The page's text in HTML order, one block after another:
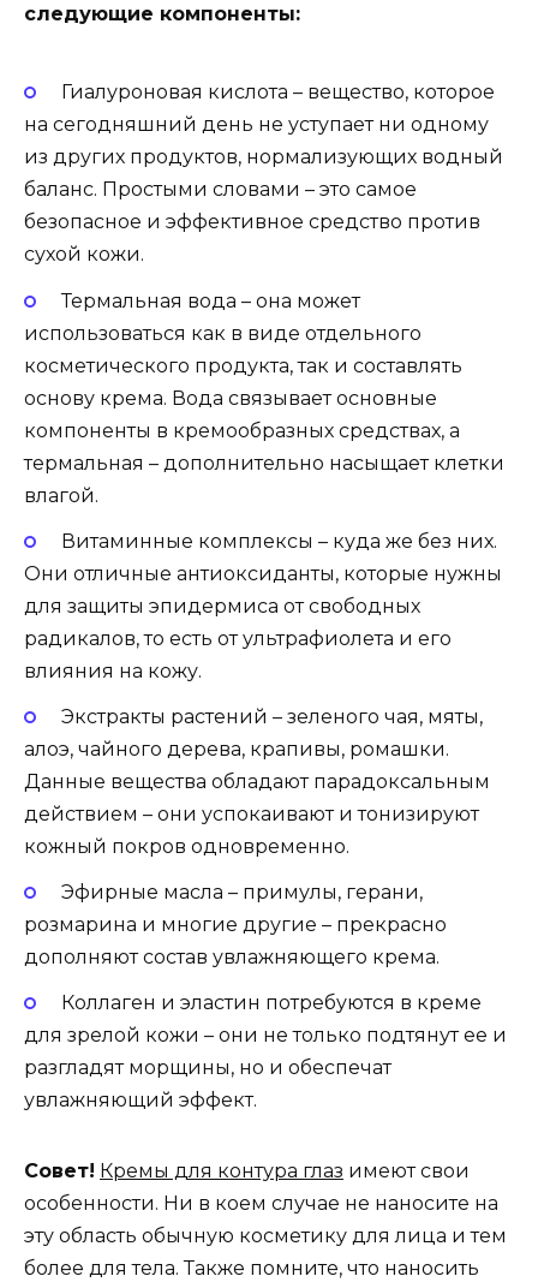
следующие компоненты:
Гиалуроновая кислота – вещество, которое
на сегодняшний день не уступает ни одному
из других продуктов, нормализующих водный
баланс. Простыми словами – это самое
безопасное и эффективное средство против
сухой кожи.
Термальная вода – она может
использоваться как в виде отдельного
косметического продукта, так и составлять
основу крема. Вода связывает основные
компоненты в кремообразных средствах, а
термальная – дополнительно насыщает клетки
влагой.
Витаминные комплексы – куда же без них.
Они отличные антиоксиданты, которые нужны
для защиты эпидермиса от свободных
радикалов, то есть от ультрафиолета и его
влияния на кожу.
Экстракты растений – зеленого чая, мяты,
алоэ, чайного дерева, крапивы, ромашки.
Данные вещества обладают парадоксальным
действием – они успокаивают и тонизируют
кожный покров одновременно.
Эфирные масла – примулы, герани,
розмарина и многие другие – прекрасно
дополняют состав увлажняющего крема.
Коллаген и эластин потребуются в креме
для зрелой кожи – они не только подтянут ее и
разгладят морщины, но и обеспечат
увлажняющий эффект.
Совет! Кремы для контура глаз имеют свои
особенности. Ни в коем случае не наносите на
эту область обычную косметику для лица и тем
более для тела. Также помните, что наносить